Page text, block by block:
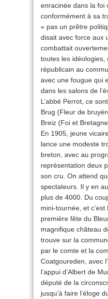
enracinée dans la foi
conformément à sa
« pas un prêtre
disait avec force aux
combattait
toutes les idéologies,
républicain au
avec une fougue qui
dans les salons de
L’abbé Perrot, ce
Brug (Fleur de
Breiz (Foi et
En 1905, jeune
lance une modeste
breton, avec au
représentation deux
son cru. On attend
spectateurs. Il y en
plus de 4000. Du
mini-tournée, et c’est
première fête du
magnifique château
trouve sur la
par le comte et la
Coatgoureden, avec
l’appui d’Albert de
député de la
jusqu’à faire l’éloge